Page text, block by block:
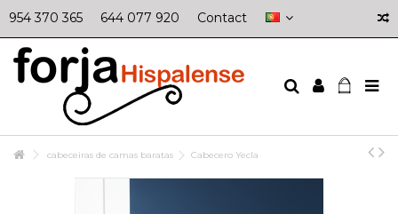
954 370 365 644 077 920 Contact
cabeceiras de camas baratas Cabecero Yecla